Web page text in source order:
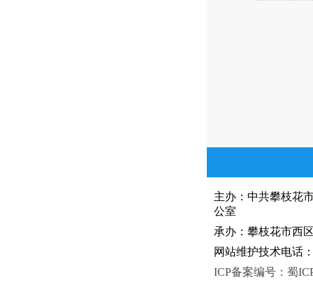
主办：中共攀枝
公室
承办：攀枝花市西
网站维护技术电话
ICP备案编号：蜀